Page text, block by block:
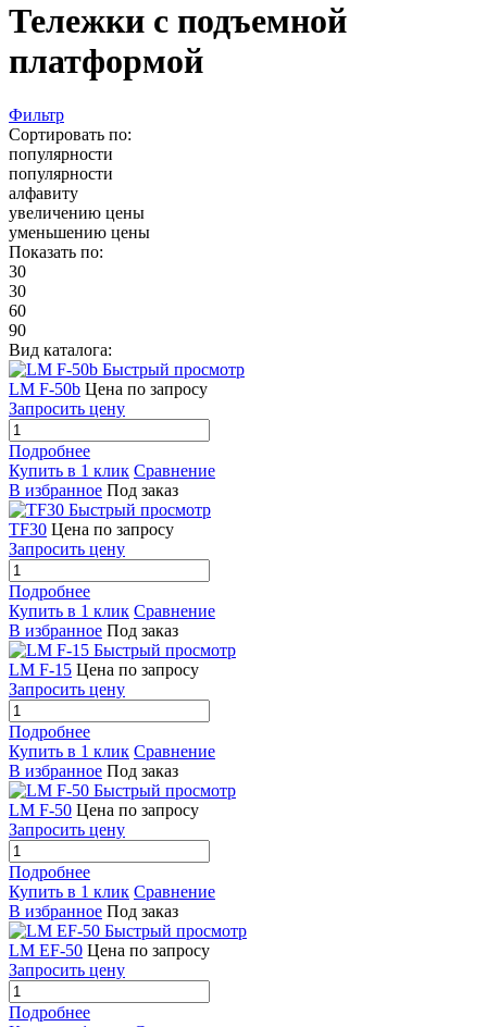
Тележки с подъемной
платформой
Фильтр
Сортировать по:
популярности
популярности
алфавиту
увеличению цены
уменьшению цены
Показать по:
30
30
60
90
Вид каталога:
Быстрый просмотр
LM F-50b Цена по запросу
Запросить цену
Подробнее
Купить в 1 клик Сравнение
В избранное Под заказ
Быстрый просмотр
TF30 Цена по запросу
Запросить цену
Подробнее
Купить в 1 клик Сравнение
В избранное Под заказ
Быстрый просмотр
LM F-15 Цена по запросу
Запросить цену
Подробнее
Купить в 1 клик Сравнение
В избранное Под заказ
Быстрый просмотр
LM F-50 Цена по запросу
Запросить цену
Подробнее
Купить в 1 клик Сравнение
В избранное Под заказ
Быстрый просмотр
LM EF-50 Цена по запросу
Запросить цену
Подробнее